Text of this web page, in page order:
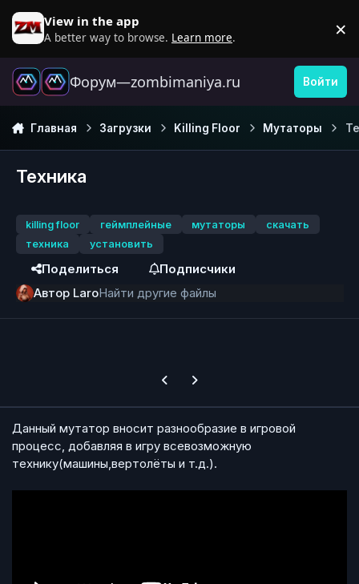
Перейти к содержанию
View in the app
A better way to browse. Learn more. ×
Форум—zombimaniya.ru Войти
Главная Загрузки Killing Floor Мутаторы
Техника
killing floor геймплейные мутаторы
скачать
техника
установить
Поделиться
Подписчики
Автор LaroНайти другие файлы
Previous carousel slide
Next carousel slide
Данный мутатор вносит разнообразие в игровой
процесс, добавляя в игру всевозможную
технику(машины,вертолёты и т.д.).